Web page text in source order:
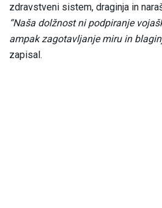
zdravstveni sistem, draginja in
“Naša dolžnost ni podpiranje
ampak zagotavljanje miru in
zapisal.